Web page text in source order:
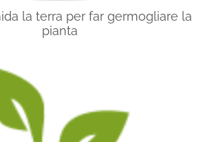
la terra per far germogliare la
pianta